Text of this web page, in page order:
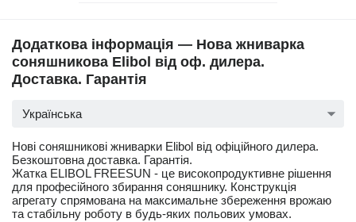
Додаткова інформація — Нова жниварка
соняшникова Elibol від оф. дилера.
Доставка. Гарантія
Українська
Нові соняшникові жниварки Elibol від офіційного дилера.
Безкоштовна доставка. Гарантія.
Жатка ELIBOL FREESUN - це високопродуктивне рішення
для професійного збирання соняшнику. Конструкція
агрегату спрямована на максимальне збереження врожаю
та стабільну роботу в будь-яких польових умовах.